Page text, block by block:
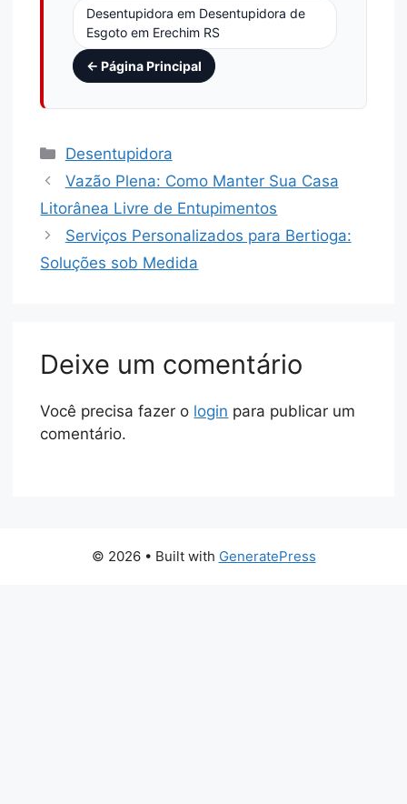
Desentupidora em Desentupidora de
Esgoto em Erechim RS
← Página Principal
Desentupidora
Vazão Plena: Como Manter Sua Casa
Litorânea Livre de Entupimentos
Serviços Personalizados para Bertioga:
Soluções sob Medida
Deixe um comentário
Você precisa fazer o login para publicar um
comentário.
© 2026 • Built with GeneratePress